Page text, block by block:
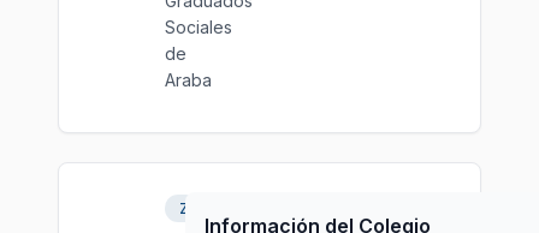
Sociales
de
Araba
Zaragoza
Información del Colegio